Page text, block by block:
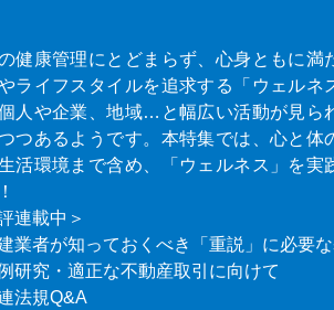
健康管理にとどまらず、心身ともに
ライフスタイルを追求する「ウェルネ
人や企業、地域…と幅広い活動が見ら
つあるようです。本特集では、心と体
活環境まで含め、「ウェルネス」を実
連載中＞
建業者が知っておくべき「重説」に必要
研究・適正な不動産取引に向けて
法規Q&A